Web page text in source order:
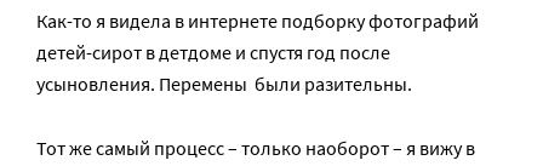
Как-то я видела в интернете подборку фотографий
детей-сирот в детдоме и спустя год после
усыновления. Перемены были разительны.
Тот же самый процесс – только наоборот – я вижу в